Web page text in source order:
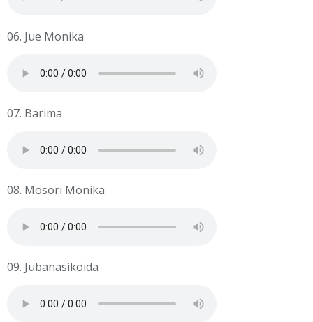
06. Jue Monika
07. Barima
08. Mosori Monika
09. Jubanasikoida